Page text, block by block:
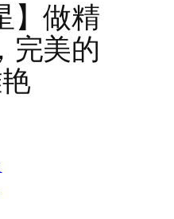
】做精
完美的